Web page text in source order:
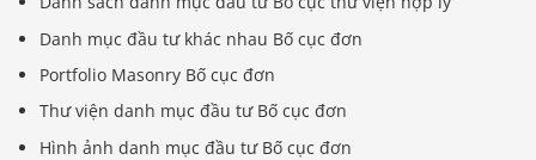
Danh mục đầu tư khác nhau Bố cục đơn
Portfolio Masonry Bố cục đơn
Thư viện danh mục đầu tư Bố cục đơn
Hình ảnh danh mục đầu tư Bố cục đơn